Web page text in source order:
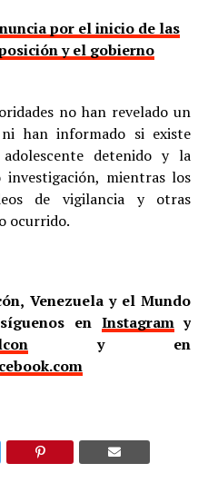
por el inicio de las
y el gobierno
no han revelado un
han informado si existe
detenido y la
mientras los
de vigilancia y otras
ocurrido.
Venezuela y el Mundo
síguenos en Instagramy
y en